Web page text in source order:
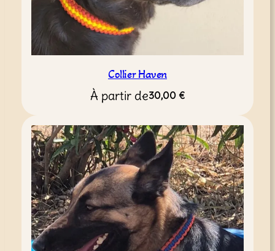
Collier Haven
À partir de30,00 €